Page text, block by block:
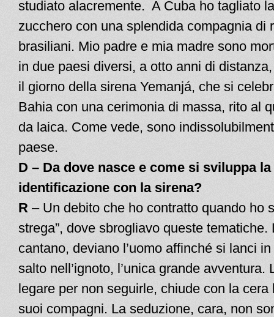
studiato alacremente. A Cuba ho tagliato
zucchero con una splendida compagnia di
brasiliani. Mio padre e mia madre sono
in due paesi diversi, a otto anni di
il giorno della sirena Yemanjá, che si
Bahia con una cerimonia di massa, rito al
da laica. Come vede, sono
paese.
D – Da dove nasce e come si sviluppa la
identificazione con la sirena?
R – Un debito che ho contratto quando ho
strega”, dove sbrogliavo queste tematiche.
cantano, deviano l’uomo affinché si lanci
salto nell’ignoto, l’unica grande avventura.
legare per non seguirle, chiude con la cera
suoi compagni. La seduzione, cara, non